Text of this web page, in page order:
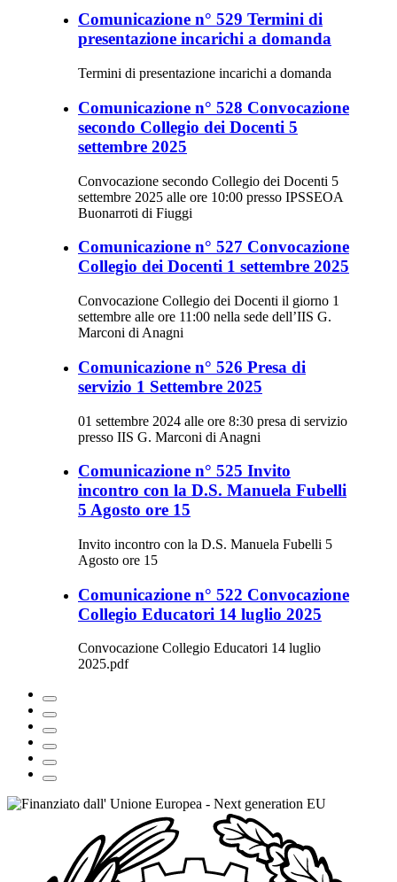
Comunicazione n° 529 Termini di
presentazione incarichi a domanda
Termini di presentazione incarichi a domanda
Comunicazione n° 528 Convocazione
secondo Collegio dei Docenti 5
settembre 2025
Convocazione secondo Collegio dei Docenti 5
settembre 2025 alle ore 10:00 presso IPSSEOA
Buonarroti di Fiuggi
Comunicazione n° 527 Convocazione
Collegio dei Docenti 1 settembre 2025
Convocazione Collegio dei Docenti il giorno 1
settembre alle ore 11:00 nella sede dell’IIS G.
Marconi di Anagni
Comunicazione n° 526 Presa di
servizio 1 Settembre 2025
01 settembre 2024 alle ore 8:30 presa di servizio
presso IIS G. Marconi di Anagni
Comunicazione n° 525 Invito
incontro con la D.S. Manuela Fubelli
5 Agosto ore 15
Invito incontro con la D.S. Manuela Fubelli 5
Agosto ore 15
Comunicazione n° 522 Convocazione
Collegio Educatori 14 luglio 2025
Convocazione Collegio Educatori 14 luglio
2025.pdf